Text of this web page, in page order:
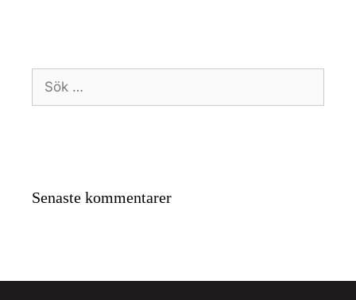
Sök
efter:
Senaste kommentarer